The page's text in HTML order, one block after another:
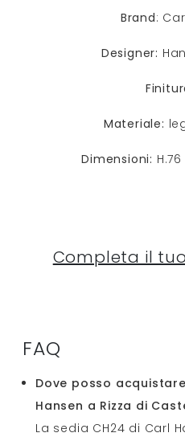
Brand:
Designer:
Materiale:
Dimensioni:
Completa il
FAQ
Dove posso
Hansen a Rizza di
La sedia CH24 di Carl